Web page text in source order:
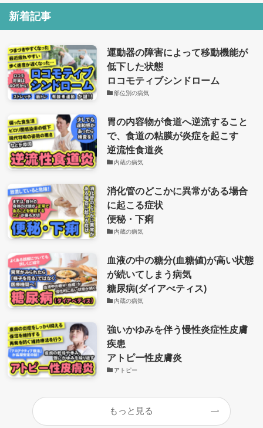
新着記事
運動器の障害によって移動機能が
低下した状態
ロコモティブシンドローム
部位別の病気
胃の内容物が食道へ逆流すること
で、食道の粘膜が炎症を起こす
逆流性食道炎
内蔵の病気
消化管のどこかに異常がある場合
に起こる症状
便秘・下痢
内蔵の病気
血液の中の糖分(血糖値)が高い状態
が続いてしまう病気
糖尿病(ダイアべティス)
内蔵の病気
強いかゆみを伴う慢性炎症性皮膚
疾患
アトピー性皮膚炎
アトピー
もっと見る